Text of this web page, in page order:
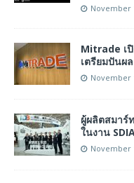
November
Mitrade เ
เตรียมปันผ
November
ผู้ผลิตสมาร์
ในงาน
November